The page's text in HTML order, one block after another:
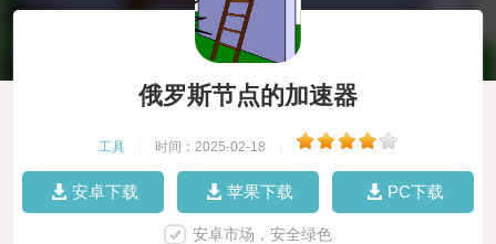
俄罗斯节点的加速器
工具 时间：2025-02-18
安卓下载 苹果下载 PC下载
安卓市场，安全绿色